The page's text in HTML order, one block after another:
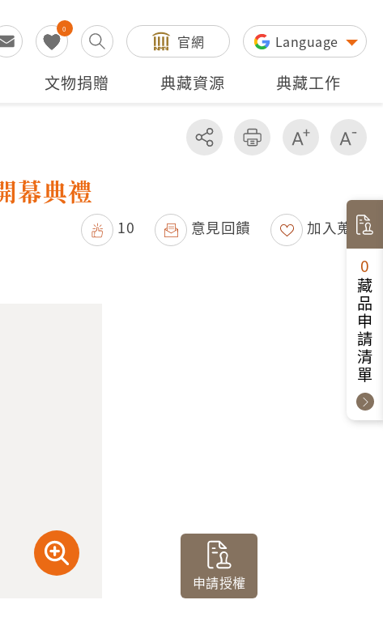
0
官網 Language
文物捐贈 典藏資源 典藏工作
分享 友善列印 增加字級
幕典禮
10 意見回饋 加入蒐藏
申請授權
0
藏品申請清單